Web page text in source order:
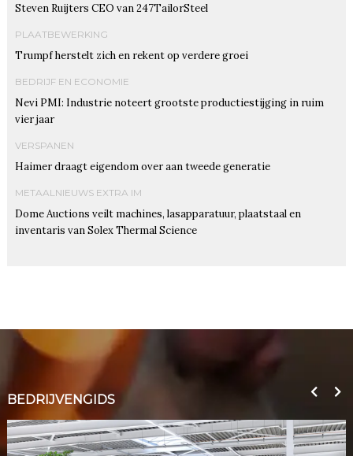
Steven Ruijters CEO van 247TailorSteel
PLAATBEWERKING
Trumpf herstelt zich en rekent op verdere groei
BEDRIJF EN ECONOMIE
Nevi PMI: Industrie noteert grootste productiestijging in ruim
vier jaar
VERSPANEN
Haimer draagt eigendom over aan tweede generatie
METAALNIEUWS EXTRA IM
Dome Auctions veilt machines, lasapparatuur, plaatstaal en
inventaris van Solex Thermal Science
BEDRIJVENGIDS